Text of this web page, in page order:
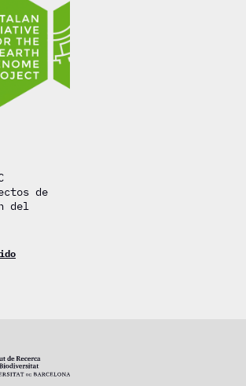
de
del